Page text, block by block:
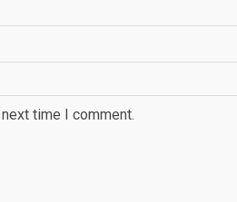
time I comment.